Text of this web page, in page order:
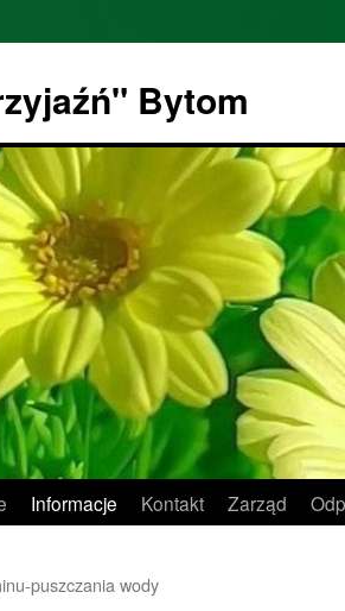
Bytom
Informacje Kontakt Zarząd
puszczania wody